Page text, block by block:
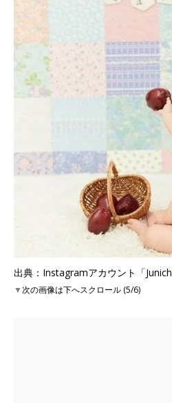
出典：Instagramアカウント「
▼次の画像は下へスクロール (5/6)